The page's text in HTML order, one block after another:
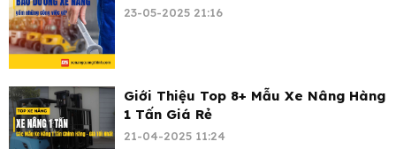
23-05-2025 21:16
Giới Thiệu Top 8+ Mẫu Xe Nâng Hàng
1 Tấn Giá Rẻ
21-04-2025 11:24